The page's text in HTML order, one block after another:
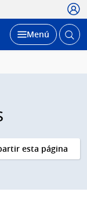
Desplegar
Menú Abrir
esta página